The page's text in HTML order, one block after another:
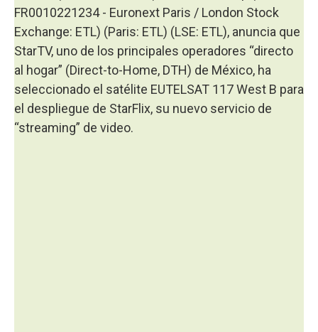
FR0010221234 - Euronext Paris / London Stock
Exchange: ETL) (Paris: ETL) (LSE: ETL), anuncia que
StarTV, uno de los principales operadores “directo
al hogar” (Direct-to-Home, DTH) de México, ha
seleccionado el satélite EUTELSAT 117 West B para
el despliegue de StarFlix, su nuevo servicio de
“streaming” de video.